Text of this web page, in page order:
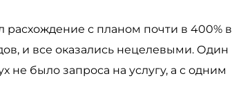
расхождение с планом почти в 400% в
и все оказались нецелевыми. Один
было запроса на услугу, а с одним